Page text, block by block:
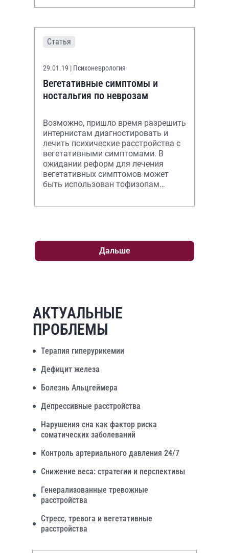
лекции.
Статья
29.01.19 | Психоневрология
Вегетативные симптомы и
ностальгия по неврозам
Возможно, пришло время разрешить
интернистам диагностировать и
лечить психические расстройства с
вегетативными симптомами. В
ожидании реформ для лечения
вегетативных симптомов может
быть использован тофизопам
Дальше
АКТУАЛЬНЫЕ
ПРОБЛЕМЫ
Терапия гиперурикемии
Дефицит железа
Болезнь Альцгеймера
Депрессивные расстройства
Нарушения сна как фактор риска
соматических заболеваний
Контроль артериального давления 24/7
Снижение веса: стратегии и перспективы
Генерализованные тревожные
расстройства
Стресс, тревога и вегетативные
расстройства